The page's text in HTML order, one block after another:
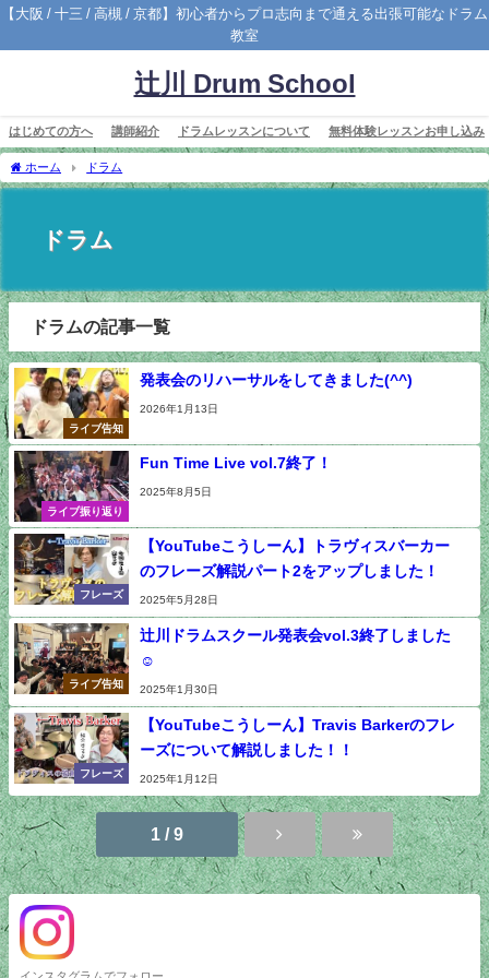
【大阪 / 十三 / 高槻 / 京都】初心者からプロ志向まで通える出張可能なドラム
教室
辻川 Drum School
はじめての方へ 講師紹介 ドラムレッスンについて 無料体験レッスンお申し込み
ホーム ドラム
ドラム
ドラムの記事一覧
ライブ告知
発表会のリハーサルをしてきました(^^)
2026年1月13日
ライブ振り返り
Fun Time Live vol.7終了！
2025年8月5日
フレーズ
【YouTubeこうしーん】トラヴィスバーカー
のフレーズ解説パート2をアップしました！
2025年5月28日
ライブ告知
辻川ドラムスクール発表会vol.3終了しました
☺
2025年1月30日
フレーズ
【YouTubeこうしーん】Travis Barkerのフレ
ーズについて解説しました！！
2025年1月12日
1 / 9